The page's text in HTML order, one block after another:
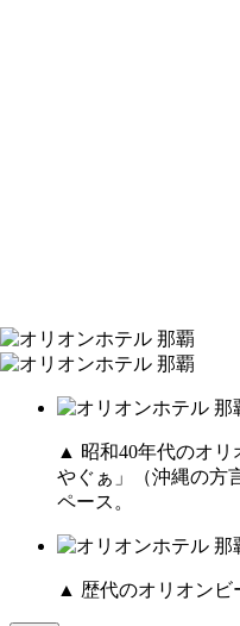
▲ 昭和40年代のオリ
やぐぁ」（沖縄の方
ペース。
▲ 歴代のオリオンビ